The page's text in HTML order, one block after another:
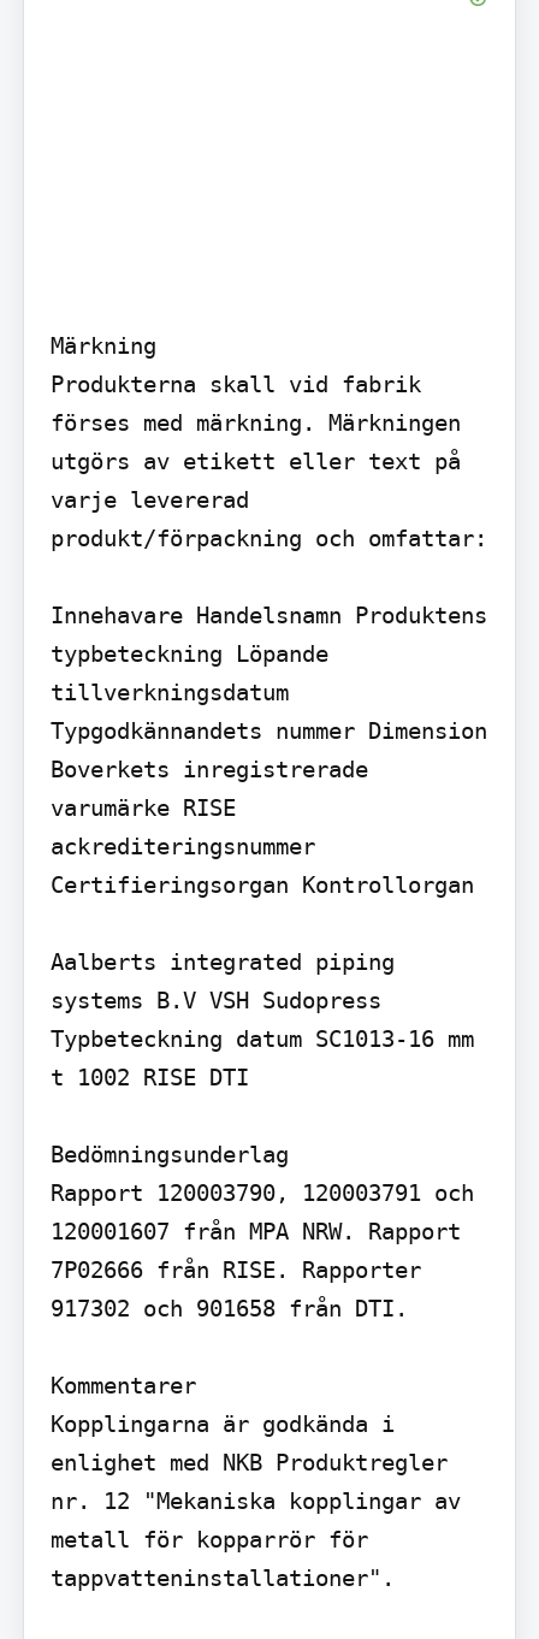
Märkning
Produkterna skall vid fabrik
förses med märkning. Märkningen
utgörs av etikett eller text på
varje levererad
produkt/förpackning och omfattar:
Innehavare Handelsnamn Produktens
typbeteckning Löpande
tillverkningsdatum
Typgodkännandets nummer Dimension
Boverkets inregistrerade
varumärke RISE
ackrediteringsnummer
Certifieringsorgan Kontrollorgan
Aalberts integrated piping
systems B.V VSH Sudopress
Typbeteckning datum SC1013-16 mm
t 1002 RISE DTI
Bedömningsunderlag
Rapport 120003790, 120003791 och
120001607 från MPA NRW. Rapport
7P02666 från RISE. Rapporter
917302 och 901658 från DTI.
Kommentarer
Kopplingarna är godkända i
enlighet med NKB Produktregler
nr. 12 "Mekaniska kopplingar av
metall för kopparrör för
tappvatteninstallationer".